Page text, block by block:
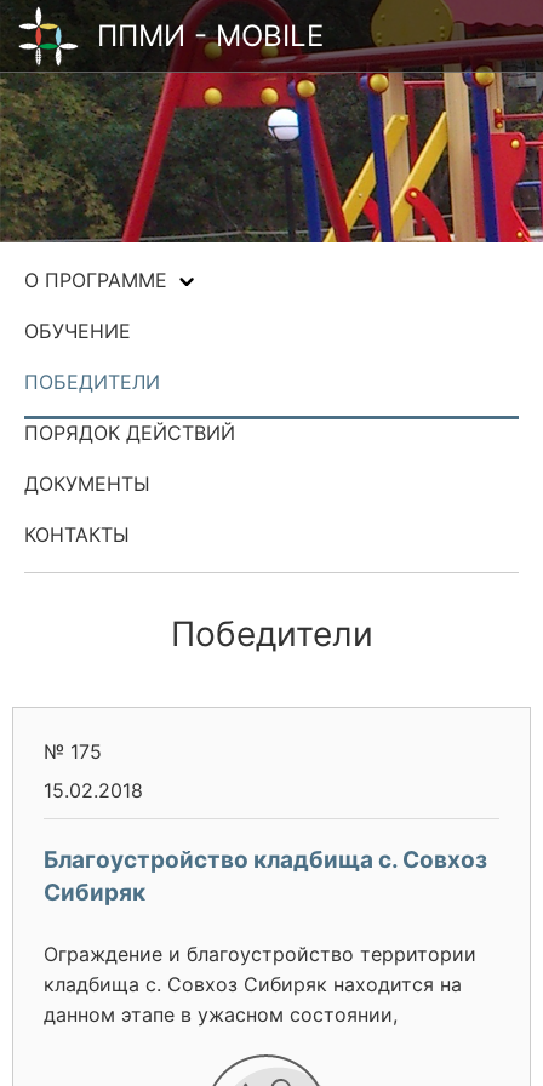
ППМИ - MOBILE
О ПРОГРАММЕ
ОБУЧЕНИЕ
ПОБЕДИТЕЛИ
ПОРЯДОК ДЕЙСТВИЙ
ДОКУМЕНТЫ
КОНТАКТЫ
Победители
№ 175
15.02.2018
Благоустройство кладбища с. Совхоз
Сибиряк
Ограждение и благоустройство территории
кладбища с. Совхоз Сибиряк находится на
данном этапе в ужасном состоянии,
обустроена, её просто нет, что не